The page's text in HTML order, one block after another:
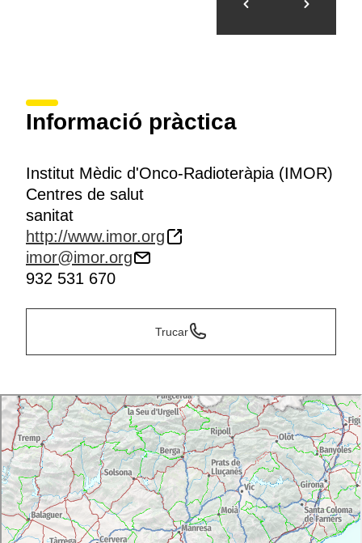
Informació pràctica
Institut Mèdic d'Onco-Radioteràpia (IMOR)
Centres de salut
sanitat
http://www.imor.org
imor@imor.org
932 531 670
Trucar